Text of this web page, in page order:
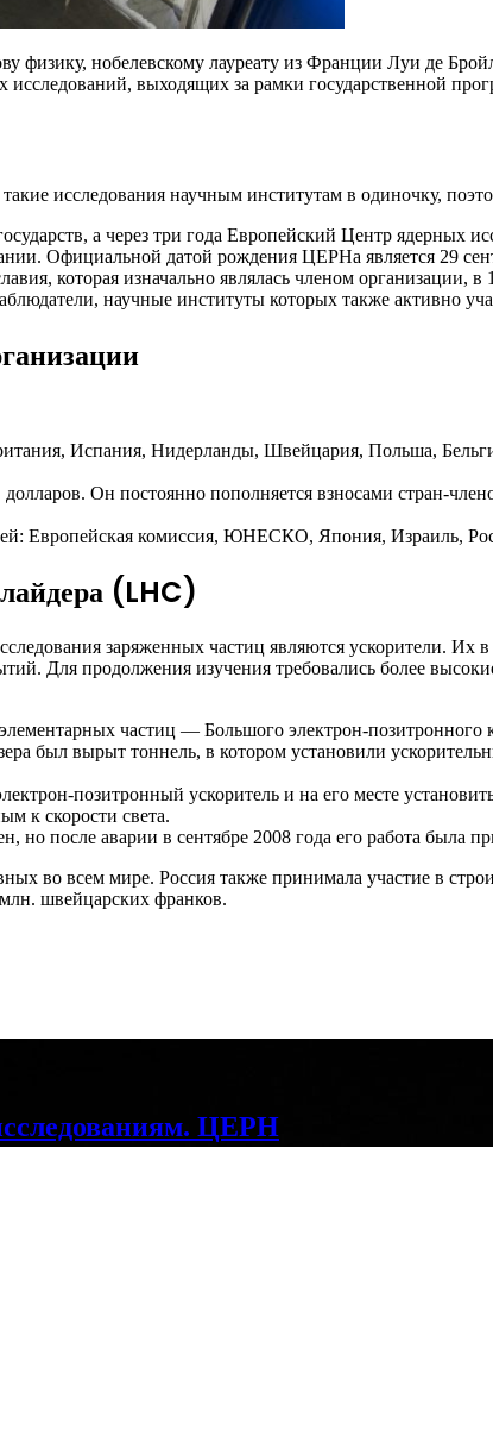
физику, нобелевскому лауреату из Франции Луи де
выходящих за рамки государственной
исследования научным институтам в одиночку,
а через три года Европейский Центр ядерных
Официальной датой рождения ЦЕРНа является 29
которая изначально являлась членом организации, в
научные институты которых также активно
Испания, Нидерланды, Швейцария, Польша,
Он постоянно пополняется взносами стран-
Европейская комиссия, ЮНЕСКО, Япония, Израиль,
(LHC)
заряженных частиц являются ускорители. Их
Для продолжения изучения требовались более
частиц — Большого электрон-позитронного
был вырыт тоннель, в котором установили
позитронный ускоритель и на его месте
к скорости света.
после аварии в сентябре 2008 года его работа была
во всем мире. Россия также принимала участие в
швейцарских франков.
ЦЕРН